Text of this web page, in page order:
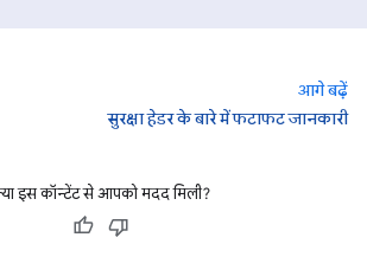
आगे बढ़ें
सुरक्षा हेडर के बारे में फटाफट जानकारी
इस कॉन्टेंट से आपको मदद मिली?